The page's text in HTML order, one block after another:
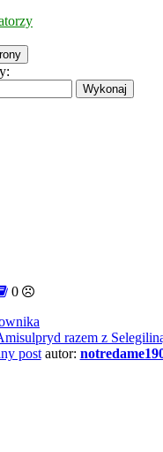
0
razem z
post autor: